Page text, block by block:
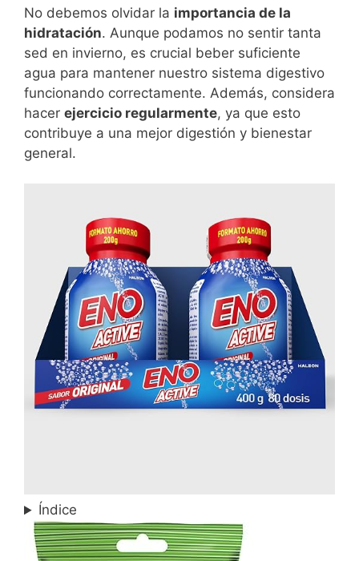
No debemos olvidar la importancia de la
hidratación. Aunque podamos no sentir tanta
sed en invierno, es crucial beber suficiente
agua para mantener nuestro sistema digestivo
funcionando correctamente. Además, considera
hacer ejercicio regularmente, ya que esto
contribuye a una mejor digestión y bienestar
general.
Índice